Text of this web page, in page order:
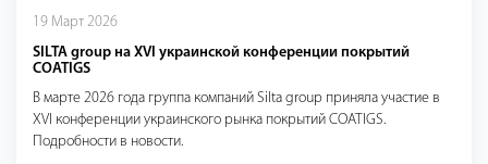
19 Март 2026
SILTA group на XVI украинской конференции покрытий
COATIGS
В марте 2026 года группа компаний Silta group приняла участие в
XVI конференции украинского рынка покрытий COATIGS.
Подробности в новости.